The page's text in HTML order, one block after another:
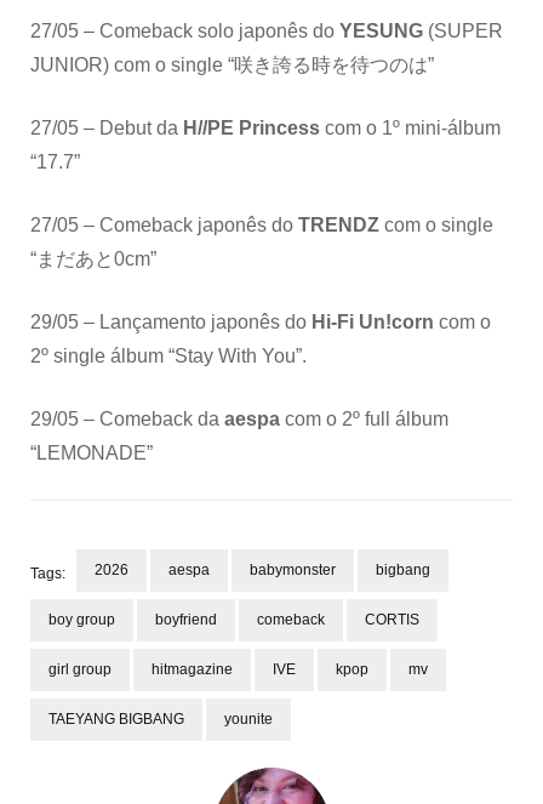
27/05 – Comeback solo japonês do YESUNG (SUPER
JUNIOR) com o single “咲き誇る時を待つのは”
27/05 – Debut da H//PE Princess com o 1º mini-álbum
“17.7”
27/05 – Comeback japonês do TRENDZ com o single
“まだあと0cm”
29/05 – Lançamento japonês do Hi-Fi Un!corn com o
2º single álbum “Stay With You”.
29/05 – Comeback da aespa com o 2º full álbum
“LEMONADE”
Tags: 2026 aespa babymonster bigbang
boy group boyfriend comeback CORTIS
girl group hitmagazine IVE kpop mv
TAEYANG BIGBANG younite